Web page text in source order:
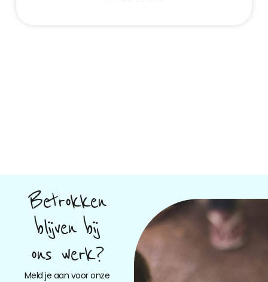
Betrokken
blijven bij
ons werk?
Meld je aan voor onze